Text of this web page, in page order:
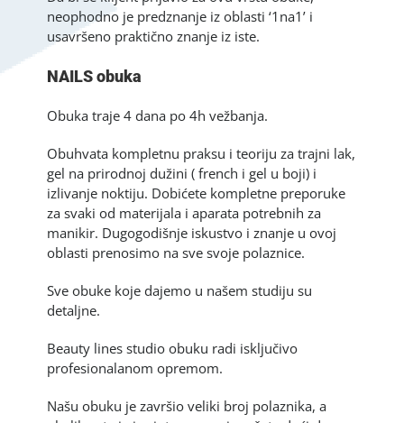
neophodno je predznanje iz oblasti ‘1na1’ i
usavršeno praktično znanje iz iste.
NAILS obuka
Obuka traje 4 dana po 4h vežbanja.
Obuhvata kompletnu praksu i teoriju za trajni lak,
gel na prirodnoj dužini ( french i gel u boji) i
izlivanje noktiju. Dobićete kompletne preporuke
za svaki od materijala i aparata potrebnih za
manikir. Dugogodišnje iskustvo i znanje u ovoj
oblasti prenosimo na sve svoje polaznice.
Sve obuke koje dajemo u našem studiju su
detaljne.
Beauty lines studio obuku radi isključivo
profesionalanom opremom.
Našu obuku je završio veliki broj polaznika, a